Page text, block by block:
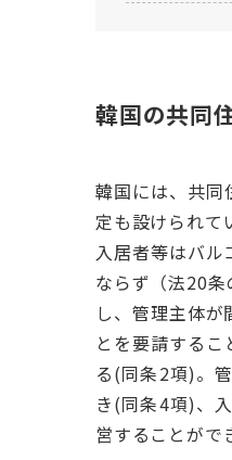
韓国の共同
韓国には、共
定も設けられて
入居者等はバル
ならず（法20
し、管理主体
とを要請する
る(同条2項)。
き(同条4項)、
営することがで